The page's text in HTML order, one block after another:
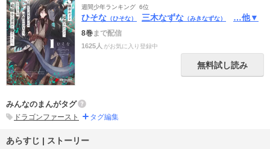
週間少年ランキング 6位
ひそな （ひそな） 三木なずな （みきなずな） …他▼
8巻まで配信
1625人 がお気に入り登録中
無料試し読み
みんなのまんがタグ
ドラゴンファースト タグ編集
あらすじ | ストーリー